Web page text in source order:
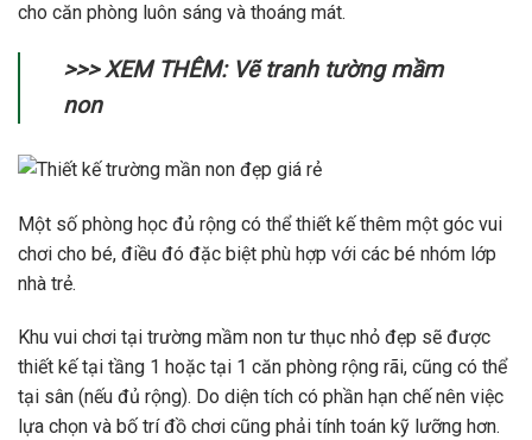
cho căn phòng luôn sáng và thoáng mát.
>>> XEM THÊM: Vẽ tranh tường mầm
non
Một số phòng học đủ rộng có thể thiết kế thêm một góc vui
chơi cho bé, điều đó đặc biệt phù hợp với các bé nhóm lớp
nhà trẻ.
Khu vui chơi tại trường mầm non tư thục nhỏ đẹp sẽ được
thiết kế tại tầng 1 hoặc tại 1 căn phòng rộng rãi, cũng có thể
tại sân (nếu đủ rộng). Do diện tích có phần hạn chế nên việc
lựa chọn và bố trí đồ chơi cũng phải tính toán kỹ lưỡng hơn.